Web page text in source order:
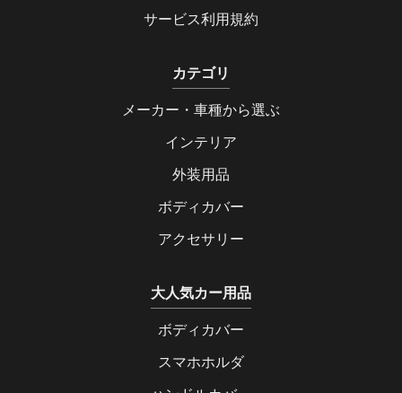
サービス利用規約
カテゴリ
メーカー・車種から選ぶ
インテリア
外装用品
ボディカバー
アクセサリー
大人気カー用品
ボディカバー
スマホホルダ